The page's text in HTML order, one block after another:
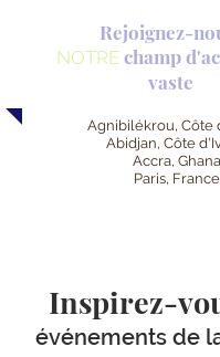
Rejoignez-
NOTRE champ
vaste
Agnibilékrou, Côte
Abidjan, Côte
Accra, Ghana
Paris, France
Inspirez-
événements de